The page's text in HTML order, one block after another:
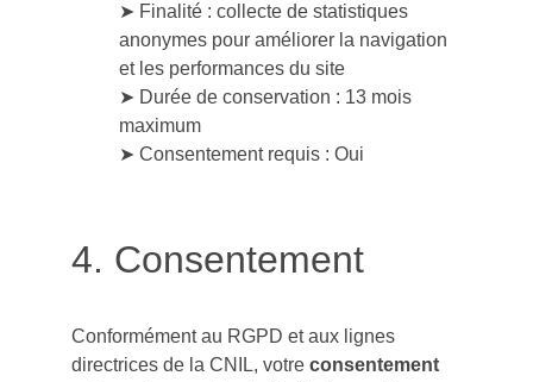
➤ Finalité : collecte de statistiques
anonymes pour améliorer la navigation
et les performances du site
➤ Durée de conservation : 13 mois
maximum
➤ Consentement requis : Oui
4. Consentement
Conformément au RGPD et aux lignes
directrices de la CNIL, votre consentement